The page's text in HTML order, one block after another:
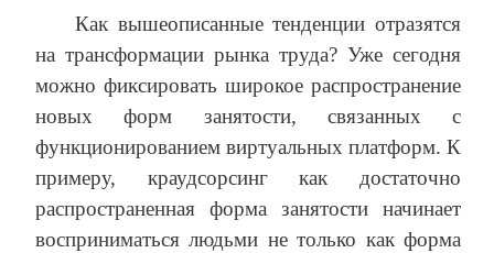
Как вышеописанные тенденции отразятся
на трансформации рынка труда? Уже сегодня
можно фиксировать широкое распространение
новых форм занятости, связанных с
функционированием виртуальных платформ. К
примеру, краудсорсинг как достаточно
распространенная форма занятости начинает
восприниматься людьми не только как форма